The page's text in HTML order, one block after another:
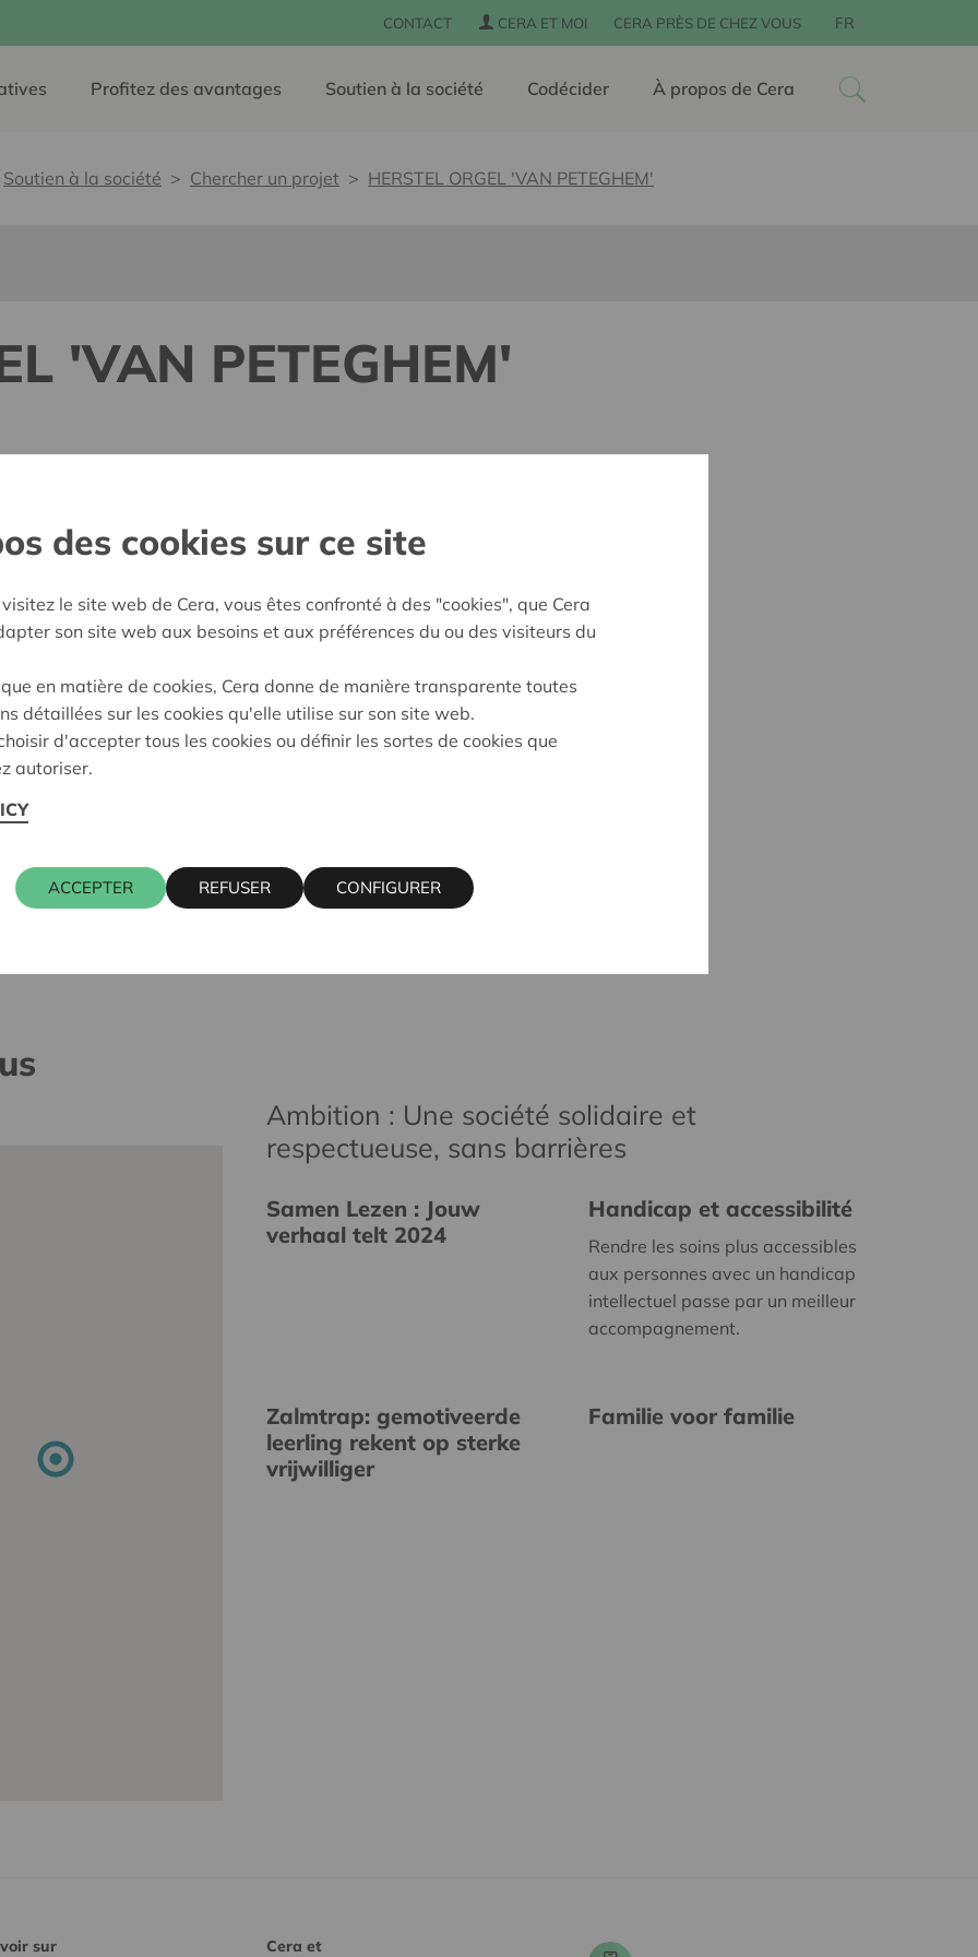
CONTACT CERA ET MOI CERA PRÈS DE CHEZ VOUS FR
Profitez des avantages Soutien à la société Codécider À propos de Cera
Soutien à la société Chercher un projet HERSTEL ORGEL 'VAN PETEGHEM'
'VAN PETEGHEM'
sans barrières
Rupel
Approuvé
Cera contact
kris.debruyne@cera.coop
Ambition : Une société solidaire et
respectueuse, sans barrières
Samen Lezen : Jouw
verhaal telt 2024
Handicap et accessibilité
Rendre les soins plus accessibles
aux personnes avec un handicap
intellectuel passe par un meilleur
accompagnement.
Zalmtrap: gemotiveerde
leerling rekent op sterke
vrijwilliger
Familie voor familie
sur
Cera et
des cookies sur ce site
le site web de Cera, vous êtes confronté à des "cookies", que Cera
son site web aux besoins et aux préférences du ou des visiteurs du
en matière de cookies, Cera donne de manière transparente toutes
détaillées sur les cookies qu'elle utilise sur son site web.
d'accepter tous les cookies ou définir les sortes de cookies que
autoriser.
ACCEPTER REFUSER CONFIGURER